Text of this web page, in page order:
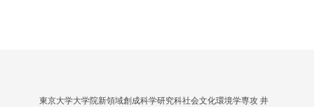
東京大学大学院新領域創成科学研究科社会文化環境学専攻 井